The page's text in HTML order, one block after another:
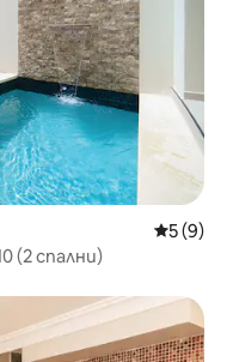
Средна
5 (9)
(2 спални)